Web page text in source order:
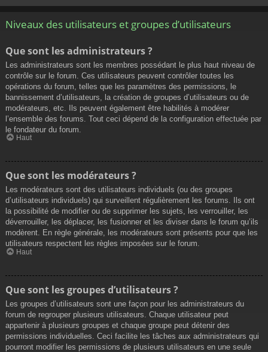
Niveaux des utilisateurs et groupes d’utilisateurs
Que sont les administrateurs ?
Les administrateurs sont les membres possédant le plus haut niveau de
contrôle sur le forum. Ces utilisateurs peuvent contrôler toutes les
opérations du forum, telles que les paramètres des permissions, le
bannissement d’utilisateurs, la création de groupes d’utilisateurs ou de
modérateurs, etc. Ils peuvent également être habilités à modérer
l’ensemble des forums. Tout ceci dépend de la configuration effectuée par
le fondateur du forum.
Haut
Que sont les modérateurs ?
Les modérateurs sont des utilisateurs individuels (ou des groupes
d’utilisateurs individuels) qui surveillent régulièrement les forums. Ils ont
la possibilité de modifier ou de supprimer les sujets, les verrouiller, les
déverrouiller, les déplacer, les fusionner et les diviser dans le forum qu’ils
modèrent. En règle générale, les modérateurs sont présents pour que les
utilisateurs respectent les règles imposées sur le forum.
Haut
Que sont les groupes d’utilisateurs ?
Les groupes d’utilisateurs sont une façon pour les administrateurs du
forum de regrouper plusieurs utilisateurs. Chaque utilisateur peut
appartenir à plusieurs groupes et chaque groupe peut détenir des
permissions individuelles. Ceci facilite les tâches aux administrateurs qui
pourront modifier les permissions de plusieurs utilisateurs en une seule